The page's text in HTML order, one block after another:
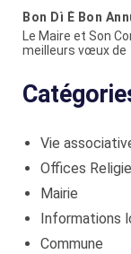
Bon Dì È Bon
Le Maire et Son
meilleurs vœux
Vie
Offices
Mairie
Informations
Commune